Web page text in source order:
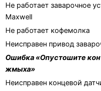
Не работает заварочное
Maxwell
Не работает кофемолка
Неисправен привод
Ошибка «Опустошите
жмыха»
Неисправен концевой